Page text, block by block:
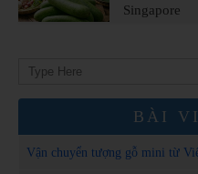
Singapore
Search
BÀI
Vận chuyển tượng gỗ mini từ